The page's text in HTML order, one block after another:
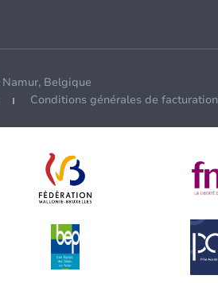
Belgique
Conditions générales de facturation